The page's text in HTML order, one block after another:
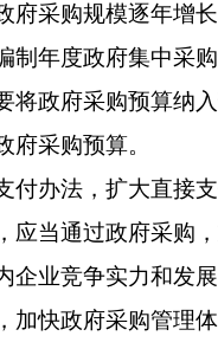
府采购规模逐年增
制年度政府集中采
政府采购预算纳
采购预算。
办法，扩大直接支
应当通过政府采购
业竞争实力和发展
快政府采购管理